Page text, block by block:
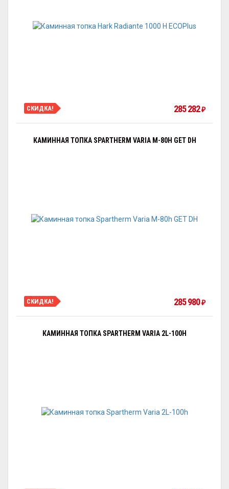
СКИДКА! 285 282₽
КАМИННАЯ ТОПКА SPARTHERM VARIA M-80H GET DH
СКИДКА! 285 980₽
КАМИННАЯ ТОПКА SPARTHERM VARIA 2L-100H